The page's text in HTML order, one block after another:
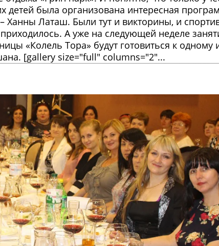
детей была организована интересная
Ханны Латаш. Были тут и викторины, и
А уже на следующей неделе
«Колель Тора» будут готовиться к одному
[gallery size="full" columns="2"...